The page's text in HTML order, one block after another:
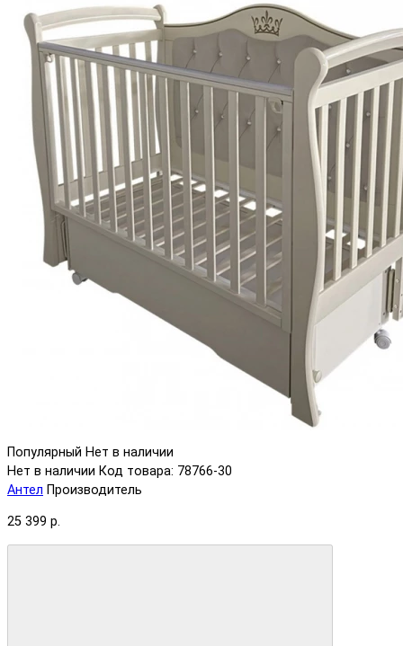
Популярный Нет в наличии
Нет в наличии Код товара: 78766-30
Антел Производитель
25 399 р.